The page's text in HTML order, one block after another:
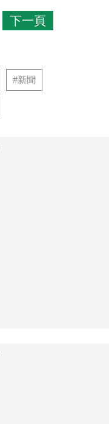
下一頁
#新聞